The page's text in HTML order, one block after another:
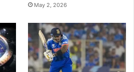
May 2, 2026